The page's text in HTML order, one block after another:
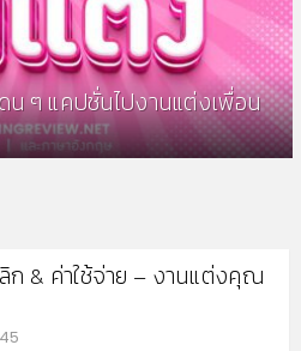
น ๆ แคปชั่นไปงานแต่งเพื่อน
& ค่าใช้จ่าย – งานแต่งคุณ